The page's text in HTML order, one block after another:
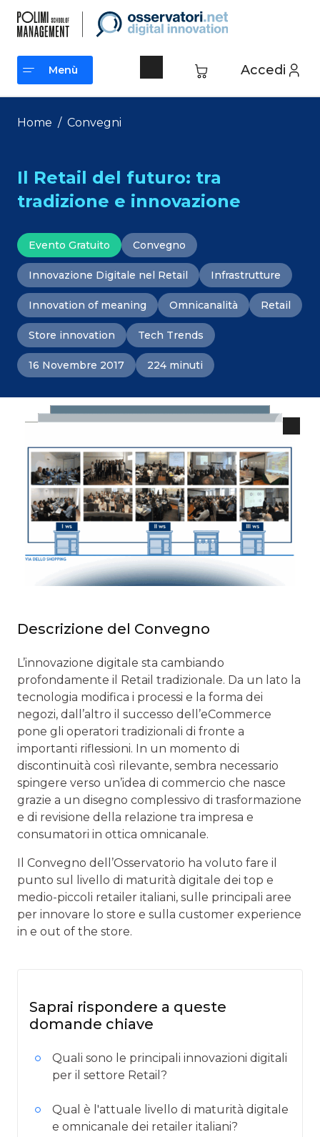
contenuto
Accedi
Menù
Menù
Home / Convegni
Il Retail del futuro: tra
tradizione e innovazione
Evento Gratuito Convegno
Innovazione Digitale nel Retail Infrastrutture
Innovation of meaning Omnicanalità Retail
Store innovation Tech Trends
16 Novembre 2017 224 minuti
Descrizione del Convegno
L’innovazione digitale sta cambiando
profondamente il Retail tradizionale. Da un lato la
tecnologia modifica i processi e la forma dei
negozi, dall’altro il successo dell’eCommerce
pone gli operatori tradizionali di fronte a
importanti riflessioni. In un momento di
discontinuità così rilevante, sembra necessario
spingere verso un’idea di commercio che nasce
grazie a un disegno complessivo di trasformazione
e di revisione della relazione tra impresa e
consumatori in ottica omnicanale.
Il Convegno dell’Osservatorio ha voluto fare il
punto sul livello di maturità digitale dei top e
medio-piccoli retailer italiani, sulle principali aree
per innovare lo store e sulla customer experience
in e out of the store.
Saprai rispondere a queste
domande chiave
Quali sono le principali innovazioni digitali
per il settore Retail?
Qual è l'attuale livello di maturità digitale
e omnicanale dei retailer italiani?